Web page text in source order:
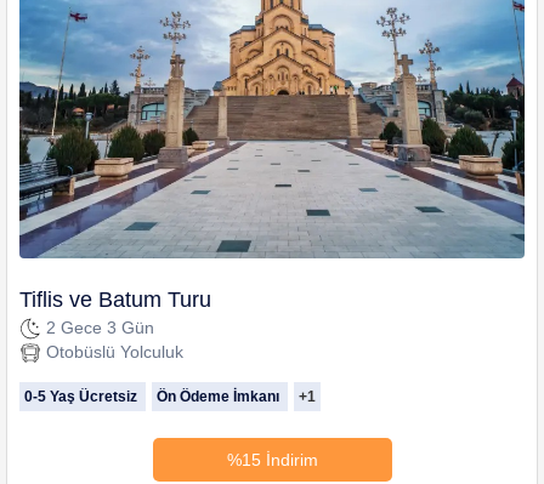
Tiflis ve Batum Turu
2 Gece 3 Gün
Otobüslü Yolculuk
0-5 Yaş Ücretsiz Ön Ödeme İmkanı +1
%15 İndirim